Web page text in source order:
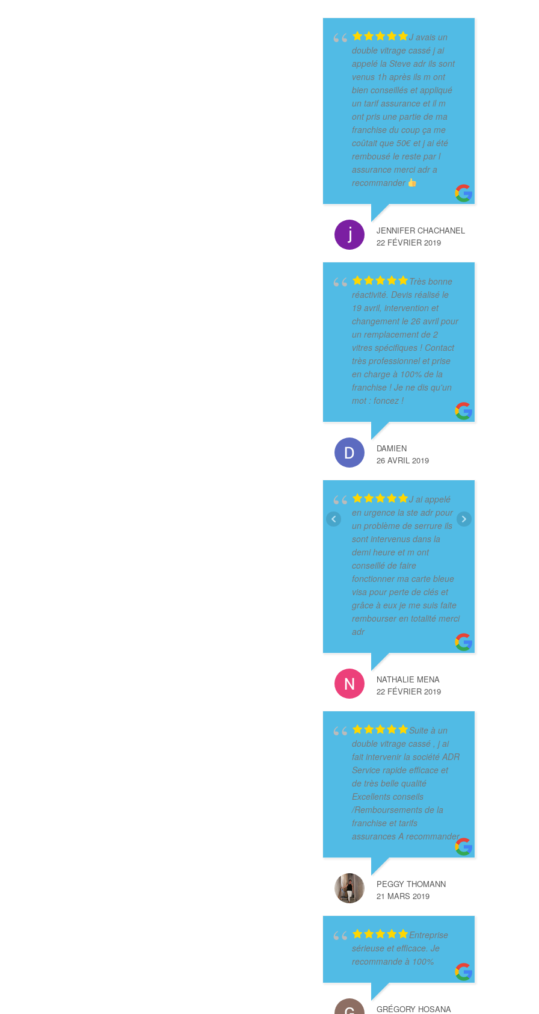
J avais un
double vitrage cassé j ai
appelé la Steve adr ils sont
venus 1h après ils m ont
bien conseillés et appliqué
un tarif assurance et il m
ont pris une partie de ma
franchise du coup ça me
coûtait que 50€ et j ai été
rembousé le reste par l
assurance merci adr a
recommander
JENNIFER CHACHANEL
22 FÉVRIER 2019
Très bonne
réactivité. Devis réalisé le
19 avril, intervention et
changement le 26 avril pour
un remplacement de 2
vitres spécifiques ! Contact
très professionnel et prise
en charge à 100% de la
franchise ! Je ne dis qu'un
mot : foncez !
DAMIEN
26 AVRIL 2019
J ai appelé
en urgence la ste adr pour
un problème de serrure ils
sont intervenus dans la
demi heure et m ont
conseillé de faire
fonctionner ma carte bleue
visa pour perte de clés et
grâce à eux je me suis faite
rembourser en totalité merci
adr
NATHALIE MENA
22 FÉVRIER 2019
Suite à un
double vitrage cassé , j ai
fait intervenir la société ADR
Service rapide efficace et
de très belle qualité
Excellents conseils
/Remboursements de la
franchise et tarifs
assurances A recommander
PEGGY THOMANN
21 MARS 2019
Entreprise
sérieuse et efficace. Je
recommande à 100%
GRÉGORY HOSANA